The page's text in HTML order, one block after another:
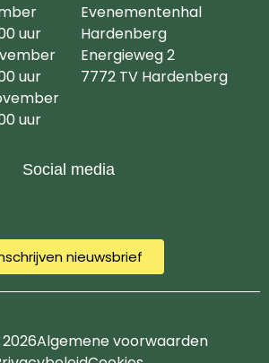
uur
uur
uur
Evenementenhal
Hardenberg
Energieweg 2
7772 TV Hardenberg
Social media
nieuwsbrief
Algemene voorwaarden